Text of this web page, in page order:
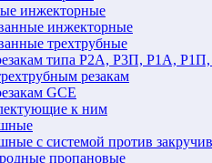
инжекторные
инжекторные
трехтрубные
типа Р2А, Р3П, Р1А,
резакам
GCE
к ним
с системой против
пропановые